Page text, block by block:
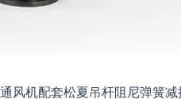
风机配套松夏吊杆阻尼弹簧减